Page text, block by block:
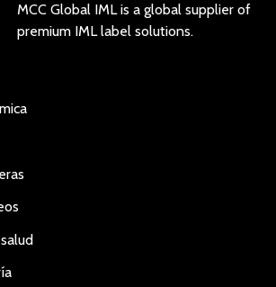
MCC Global IML is a global supplier of
premium IML label solutions.